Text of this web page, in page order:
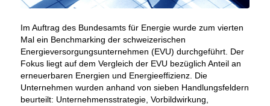
Im Auftrag des Bundesamts für Energie wurde zum vierten
Mal ein Benchmarking der schweizerischen
Energieversorgungsunternehmen (EVU) durchgeführt. Der
Fokus liegt auf dem Vergleich der EVU bezüglich Anteil an
erneuerbaren Energien und Energieeffizienz. Die
Unternehmen wurden anhand von sieben Handlungsfeldern
beurteilt: Unternehmensstrategie, Vorbildwirkung,